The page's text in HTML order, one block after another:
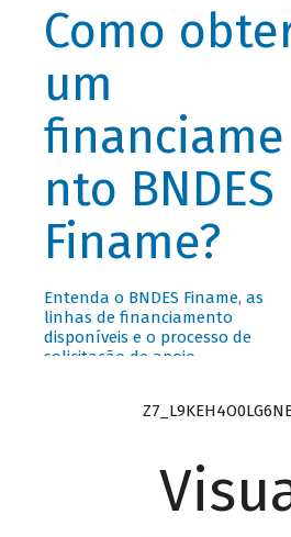
Como
um
financiame
nto BNDES
Finame?
Entenda o BNDES Finame, as
linhas de financiamento
disponíveis e o processo de
solicitação de apoio.